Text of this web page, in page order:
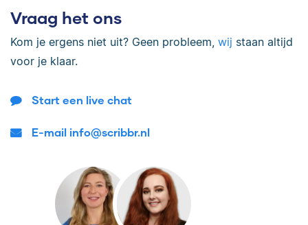
Vraag het ons
Kom je ergens niet uit? Geen probleem, wij staan altijd
voor je klaar.
Start een live chat
E-mail info@scribbr.nl